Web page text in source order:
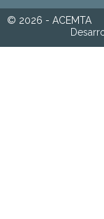
© 2026 - ACEMTA